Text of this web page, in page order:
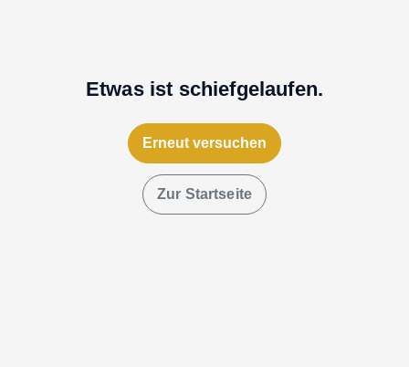
Etwas ist schiefgelaufen.
Erneut versuchen
Zur Startseite